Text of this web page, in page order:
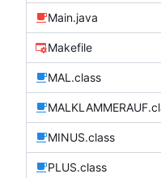
Main.java
Makefile
MAL.class
MINUS.class
PLUS.class